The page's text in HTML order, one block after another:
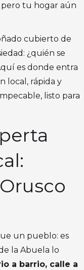
pero tu hogar aún
cubierto de
¿quién se
es donde entra
local, rápida y
listo para
un pueblo: es
la Abuela lo
a barrio, calle a